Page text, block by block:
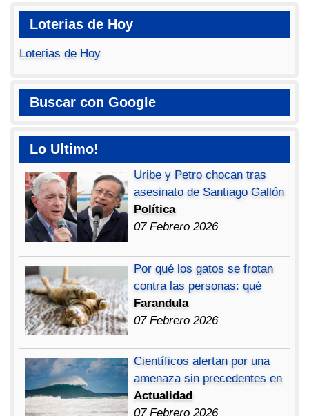
Loterias de Hoy
Loterias de Hoy
Buscar con Google
Lo Ultimo!
Uribe y Petro chocan tras
asesinato de Santiago Gallón
Política
07 Febrero 2026
Por qué los gatos se frotan
contra las personas: qué
Farandula
07 Febrero 2026
Científicos alertan por una
amenaza sin precedentes en
Actualidad
07 Febrero 2026